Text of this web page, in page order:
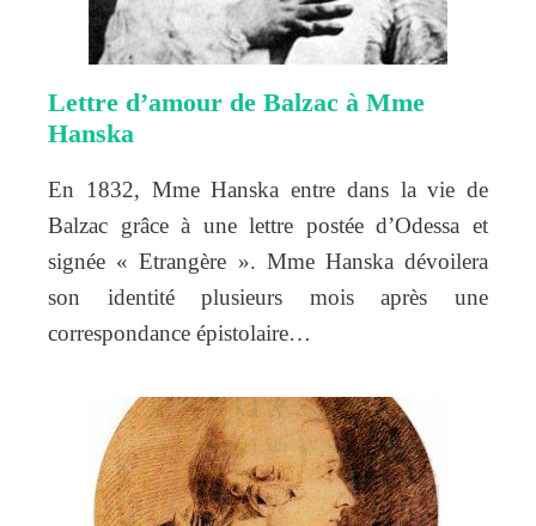
Lettre d’amour de Balzac à Mme
Hanska
En 1832, Mme Hanska entre dans la vie de
Balzac grâce à une lettre postée d’Odessa et
signée « Etrangère ». Mme Hanska dévoilera
son identité plusieurs mois après une
correspondance épistolaire…